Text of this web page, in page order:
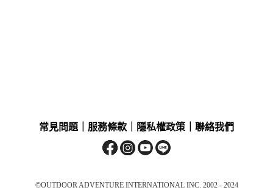
常見問題 服務條款 隱私權政策 聯絡我們
©OUTDOOR ADVENTURE INTERNATIONAL INC. 2002 - 2024